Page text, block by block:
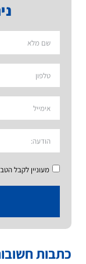
מעוניין לקבל
כתבות